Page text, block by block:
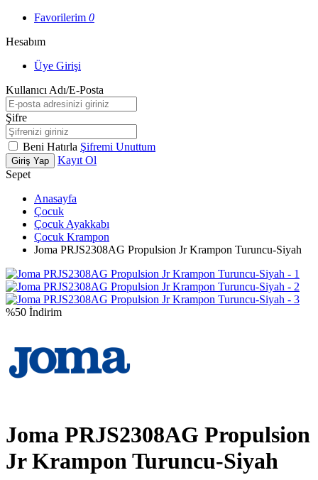
Favorilerim 0
Hesabım
Üye Girişi
Kullanıcı Adı/E-Posta
Şifre
Beni Hatırla Şifremi Unuttum
Giriş Yap
Kayıt Ol
Sepet
Anasayfa
Çocuk
Çocuk Ayakkabı
Çocuk Krampon
Joma PRJS2308AG Propulsion Jr Krampon Turuncu-Siyah
%50 İndirim
Joma PRJS2308AG Propulsion
Jr Krampon Turuncu-Siyah